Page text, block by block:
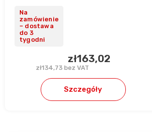
Na
zamówienie
– dostawa
do 3
tygodni
zł134,73 bez VAT
zł163,02
Szczegóły